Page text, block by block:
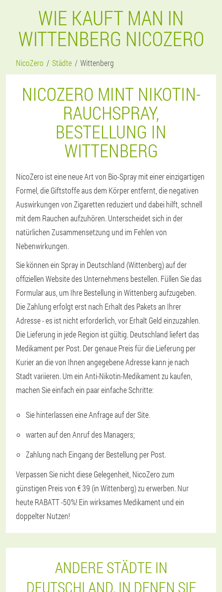
WIE KAUFT MAN IN
WITTENBERG NICOZERO
NicoZero Städte Wittenberg
NICOZERO MINT NIKOTIN-
RAUCHSPRAY,
BESTELLUNG IN
WITTENBERG
NicoZero ist eine neue Art von Bio-Spray mit einer einzigartigen
Formel, die Giftstoffe aus dem Körper entfernt, die negativen
Auswirkungen von Zigaretten reduziert und dabei hilft, schnell
mit dem Rauchen aufzuhören. Unterscheidet sich in der
natürlichen Zusammensetzung und im Fehlen von
Nebenwirkungen.
Sie können ein Spray in Deutschland (Wittenberg) auf der
offiziellen Website des Unternehmens bestellen. Füllen Sie das
Formular aus, um Ihre Bestellung in Wittenberg aufzugeben.
Die Zahlung erfolgt erst nach Erhalt des Pakets an Ihrer
Adresse - es ist nicht erforderlich, vor Erhalt Geld einzuzahlen.
Die Lieferung in jede Region ist gültig. Deutschland liefert das
Medikament per Post. Der genaue Preis für die Lieferung per
Kurier an die von Ihnen angegebene Adresse kann je nach
Stadt variieren. Um ein Anti-Nikotin-Medikament zu kaufen,
machen Sie einfach ein paar einfache Schritte:
Sie hinterlassen eine Anfrage auf der Site.
warten auf den Anruf des Managers;
Zahlung nach Eingang der Bestellung per Post.
Verpassen Sie nicht diese Gelegenheit, NicoZero zum
günstigen Preis von € 39 (in Wittenberg) zu erwerben. Nur
heute RABATT -50%! Ein wirksames Medikament und ein
doppelter Nutzen!
ANDERE STÄDTE IN
DEUTSCHLAND, IN DENEN SIE